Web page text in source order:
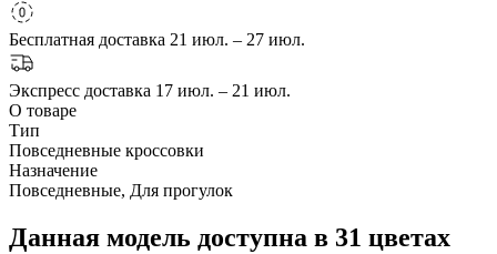
Бесплатная доставка 21 июл. – 27 июл.
Экспресс доставка 17 июл. – 21 июл.
О товаре
Тип
Повседневные кроссовки
Назначение
Повседневные, Для прогулок
Данная модель доступна в 31 цветах